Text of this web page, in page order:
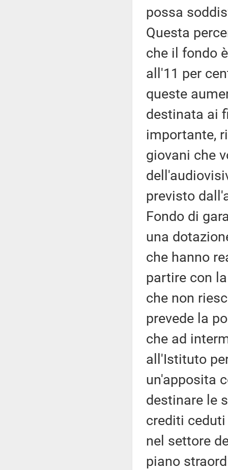
possa
Questa
che il fondo
all'11 per
queste
destinata ai
importante,
giovani che
previsto
Fondo di
una
che hanno
partire con
che non
prevede la
che ad
all'Istituto
un'apposita
destinare le
crediti
nel settore
piano